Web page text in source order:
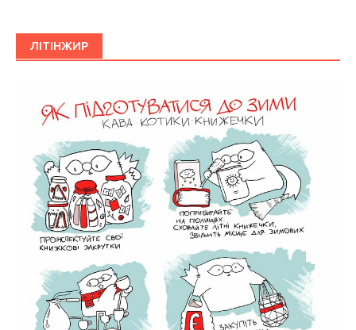
ЛІТІНЖИР